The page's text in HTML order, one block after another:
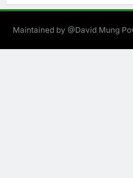
Maintained by @David Mung